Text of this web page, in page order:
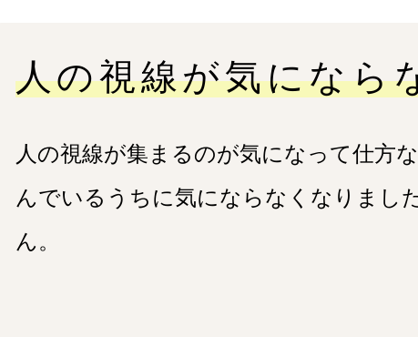
⼈の視線が気になら
⼈の視線が集まるのが気になって仕⽅
んでいるうちに気にならなくなりまし
ん。